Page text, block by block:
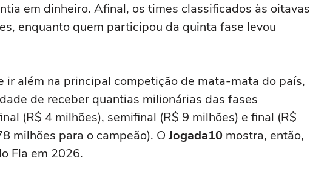
em dinheiro. Afinal, os times classificados às oitavas
enquanto quem participou da quinta fase levou
ir além na principal competição de mata-mata do país,
de receber quantias milionárias das fases
(R$ 4 milhões), semifinal (R$ 9 milhões) e final (R$
milhões para o campeão). O Jogada10 mostra, então,
Fla em 2026.